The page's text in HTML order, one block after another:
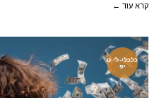
קרא עוד ←
כלכלי-לי ט
יפ